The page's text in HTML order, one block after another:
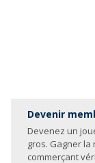
Devenir
Devenez un
gros. Gagner
commerçant